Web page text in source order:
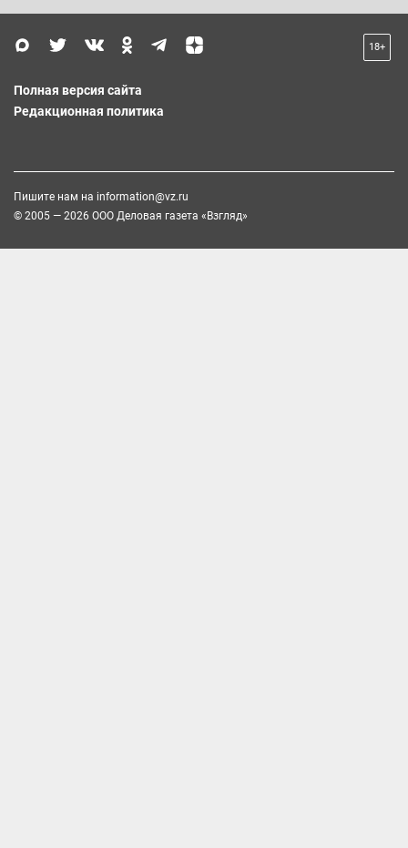
18+
Полная версия сайта
Редакционная политика
Пишите нам на information@vz.ru
© 2005 — 2026 ООО Деловая газета «Взгляд»